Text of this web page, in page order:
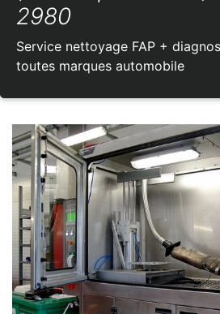
2980
Service nettoyage FAP +
toutes marques automobile